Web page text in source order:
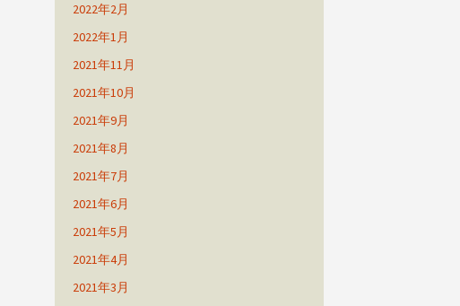
2022年2月
2022年1月
2021年11月
2021年10月
2021年9月
2021年8月
2021年7月
2021年6月
2021年5月
2021年4月
2021年3月